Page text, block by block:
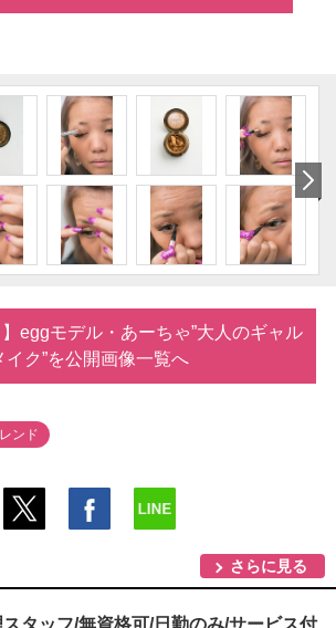
】eggモデル・あーちゃ”大人のギャル
イク”を公開画像一覧へ
ンド
さらに見る